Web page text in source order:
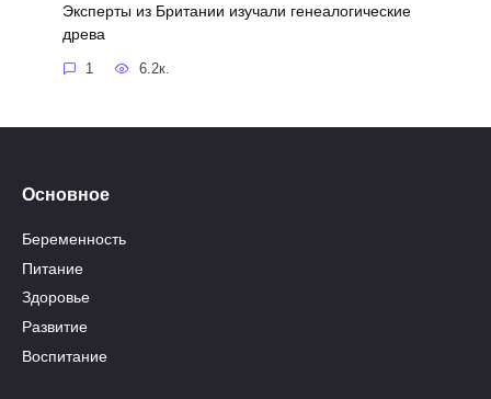
Эксперты из Британии изучали генеалогические
древа
1 6.2к.
Основное
Беременность
Питание
Здоровье
Развитие
Воспитание